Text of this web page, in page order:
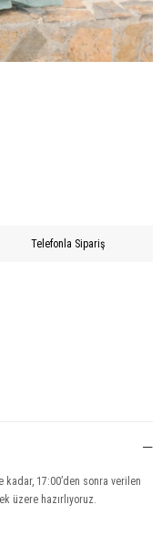
Telefonla Sipariş
17:00’den sonra verilen
üzere hazırlıyoruz.